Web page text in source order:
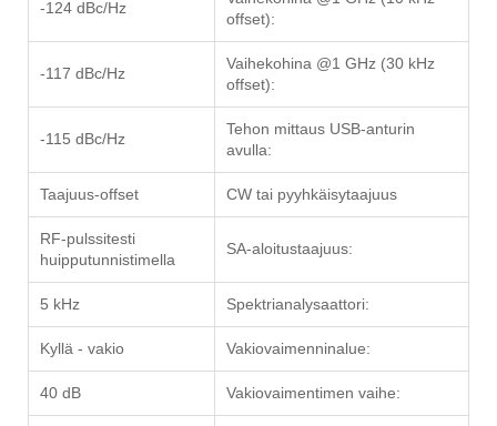
-124 dBc/Hz
offset):
-117 dBc/Hz
Vaihekohina @1 GHz (30 kHz
offset):
-115 dBc/Hz
Tehon mittaus USB-anturin
avulla:
Taajuus-offset CW tai pyyhkäisytaajuus
RF-pulssitesti
huipputunnistimella
SA-aloitustaajuus:
5 kHz Spektrianalysaattori:
Kyllä - vakio Vakiovaimenninalue:
40 dB Vakiovaimentimen vaihe: